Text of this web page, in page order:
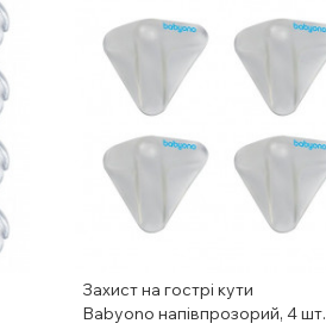
Захист на гострі кути
Babyono напівпрозорий, 4 шт.